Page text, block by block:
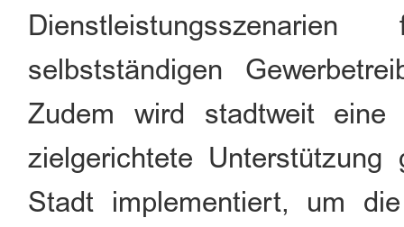
selbstständigen
Zudem wird stadtweit eine
zielgerichtete
Stadt implementiert, um